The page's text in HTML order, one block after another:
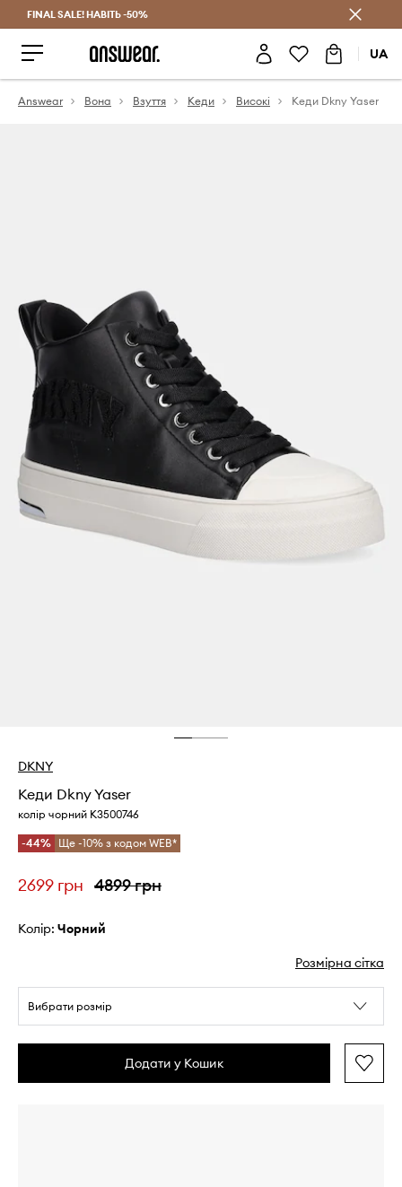
Заощаджуй з Answear Club
FINAL SALE! НАВІТЬ -50%
UA
Answear Вона Взуття Кеди Високі Кеди Dkny Yaser
DKNY
Кеди Dkny Yaser
колір чорний K3500746
-44% Ще -10% з кодом WEB*
2699 грн 4899 грн
Колір: чорний
Розмірна сітка
Вибрати розмір
Додати у Кошик